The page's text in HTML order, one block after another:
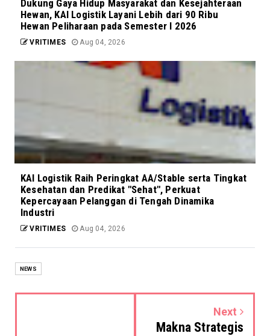
Dukung Gaya Hidup Masyarakat dan Kesejahteraan
Hewan, KAI Logistik Layani Lebih dari 90 Ribu
Hewan Peliharaan pada Semester I 2026
VRITIMES Aug 04, 2026
KAI Logistik Raih Peringkat AA/Stable serta Tingkat
Kesehatan dan Predikat "Sehat", Perkuat
Kepercayaan Pelanggan di Tengah Dinamika
Industri
VRITIMES Aug 04, 2026
NEWS
Next
Makna Strategis